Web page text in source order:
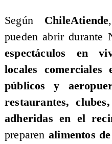
Según ChileAtiende
pueden abrir durante
espectáculos en
locales comerciales
públicos y
restaurantes,
adheridas en el
preparen alimentos